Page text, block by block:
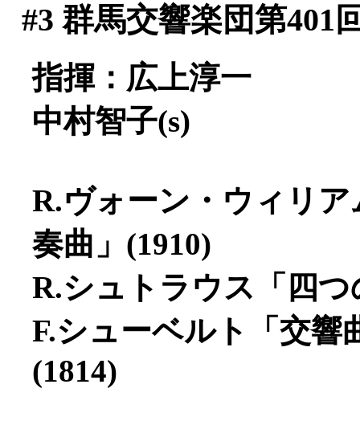
#3 群馬交響楽団第401
指揮：広上淳一
中村智子(s)
R.ヴォーン・ウィリ
奏曲」(1910)
R.シュトラウス「四つ
F.シューベルト「交響
(1814)